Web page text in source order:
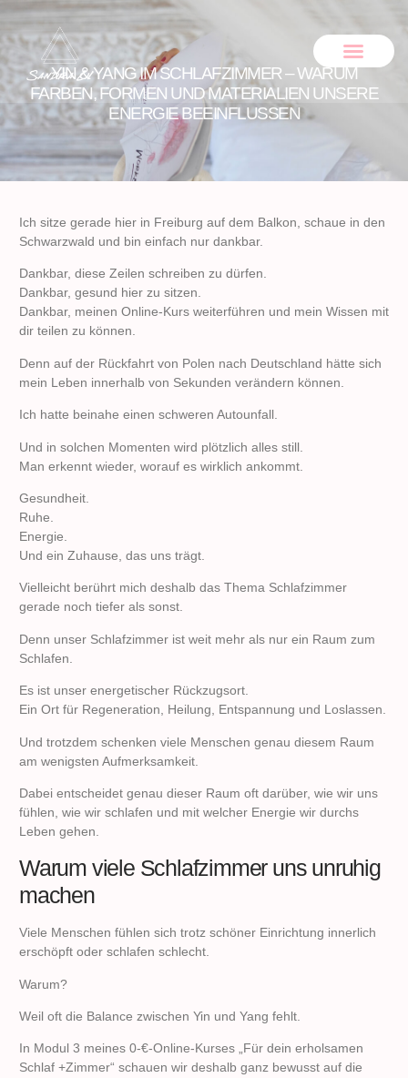
YIN & YANG IM SCHLAFZIMMER – WARUM
FARBEN, FORMEN UND MATERIALIEN UNSERE
ENERGIE BEEINFLUSSEN
Ich sitze gerade hier in Freiburg auf dem Balkon, schaue in den
Schwarzwald und bin einfach nur dankbar.
Dankbar, diese Zeilen schreiben zu dürfen.
Dankbar, gesund hier zu sitzen.
Dankbar, meinen Online-Kurs weiterführen und mein Wissen mit
dir teilen zu können.
Denn auf der Rückfahrt von Polen nach Deutschland hätte sich
mein Leben innerhalb von Sekunden verändern können.
Ich hatte beinahe einen schweren Autounfall.
Und in solchen Momenten wird plötzlich alles still.
Man erkennt wieder, worauf es wirklich ankommt.
Gesundheit.
Ruhe.
Energie.
Und ein Zuhause, das uns trägt.
Vielleicht berührt mich deshalb das Thema Schlafzimmer
gerade noch tiefer als sonst.
Denn unser Schlafzimmer ist weit mehr als nur ein Raum zum
Schlafen.
Es ist unser energetischer Rückzugsort.
Ein Ort für Regeneration, Heilung, Entspannung und Loslassen.
Und trotzdem schenken viele Menschen genau diesem Raum
am wenigsten Aufmerksamkeit.
Dabei entscheidet genau dieser Raum oft darüber, wie wir uns
fühlen, wie wir schlafen und mit welcher Energie wir durchs
Leben gehen.
Warum viele Schlafzimmer uns unruhig
machen
Viele Menschen fühlen sich trotz schöner Einrichtung innerlich
erschöpft oder schlafen schlecht.
Warum?
Weil oft die Balance zwischen Yin und Yang fehlt.
In Modul 3 meines 0-€-Online-Kurses „Für dein erholsamen
Schlaf +Zimmer“ schauen wir deshalb ganz bewusst auf die